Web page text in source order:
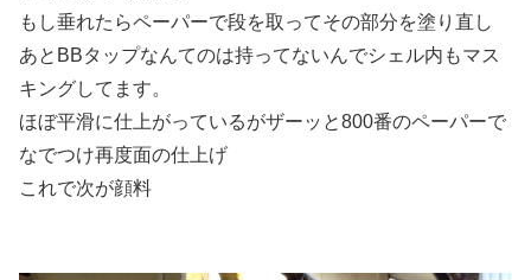
もし垂れたらペーパーで段を取ってその部分を塗り直し
あとBBタップなんてのは持ってないんでシェル内もマス
キングしてます。
ほぼ平滑に仕上がっているがザーッと800番のペーパーで
なでつけ再度面の仕上げ
これで次が顔料